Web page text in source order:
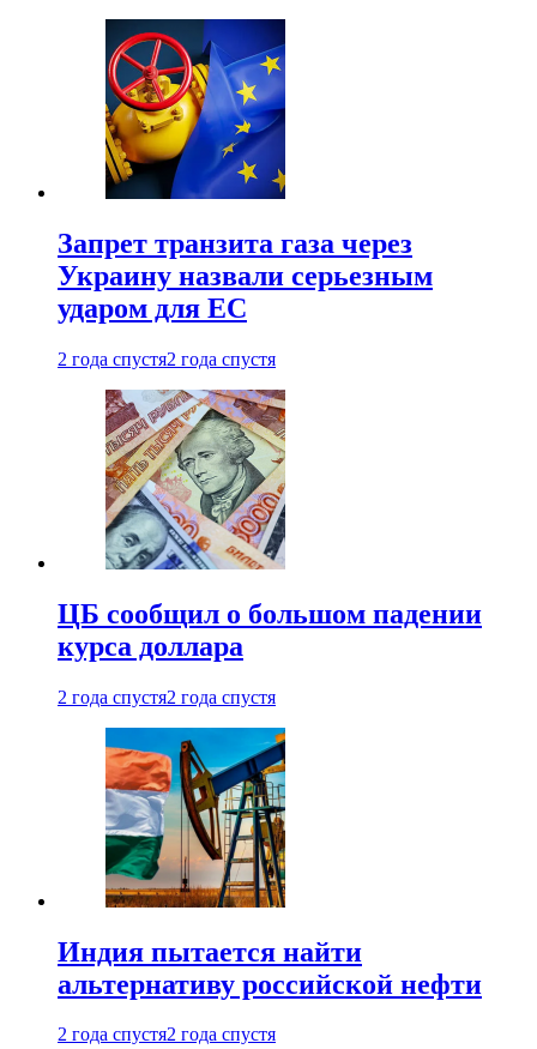
Запрет транзита газа через
Украину назвали серьезным
ударом для ЕС
2 года спустя2 года спустя
ЦБ сообщил о большом падении
курса доллара
2 года спустя2 года спустя
Индия пытается найти
альтернативу российской нефти
2 года спустя2 года спустя